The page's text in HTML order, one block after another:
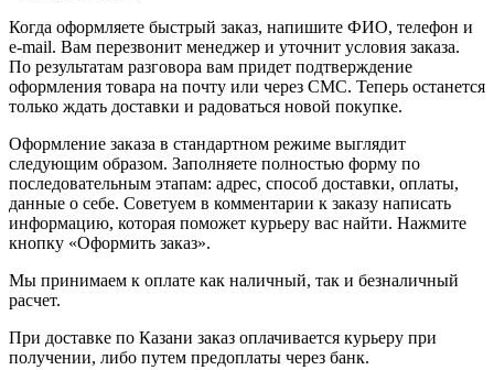
Когда оформляете быстрый заказ, напишите ФИО, телефон и
e-mail. Вам перезвонит менеджер и уточнит условия заказа.
По результатам разговора вам придет подтверждение
оформления товара на почту или через СМС. Теперь останется
только ждать доставки и радоваться новой покупке.
Оформление заказа в стандартном режиме выглядит
следующим образом. Заполняете полностью форму по
последовательным этапам: адрес, способ доставки, оплаты,
данные о себе. Советуем в комментарии к заказу написать
информацию, которая поможет курьеру вас найти. Нажмите
кнопку «Оформить заказ».
Мы принимаем к оплате как наличный, так и безналичный
расчет.
При доставке по Казани заказ оплачивается курьеру при
получении, либо путем предоплаты через банк.